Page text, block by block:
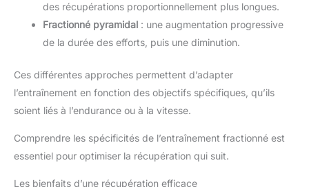
des récupérations proportionnellement plus longues.
Fractionné pyramidal : une augmentation progressive
de la durée des efforts, puis une diminution.
Ces différentes approches permettent d’adapter
l’entraînement en fonction des objectifs spécifiques, qu’ils
soient liés à l’endurance ou à la vitesse.
Comprendre les spécificités de l’entraînement fractionné est
essentiel pour optimiser la récupération qui suit.
Les bienfaits d’une récupération efficace